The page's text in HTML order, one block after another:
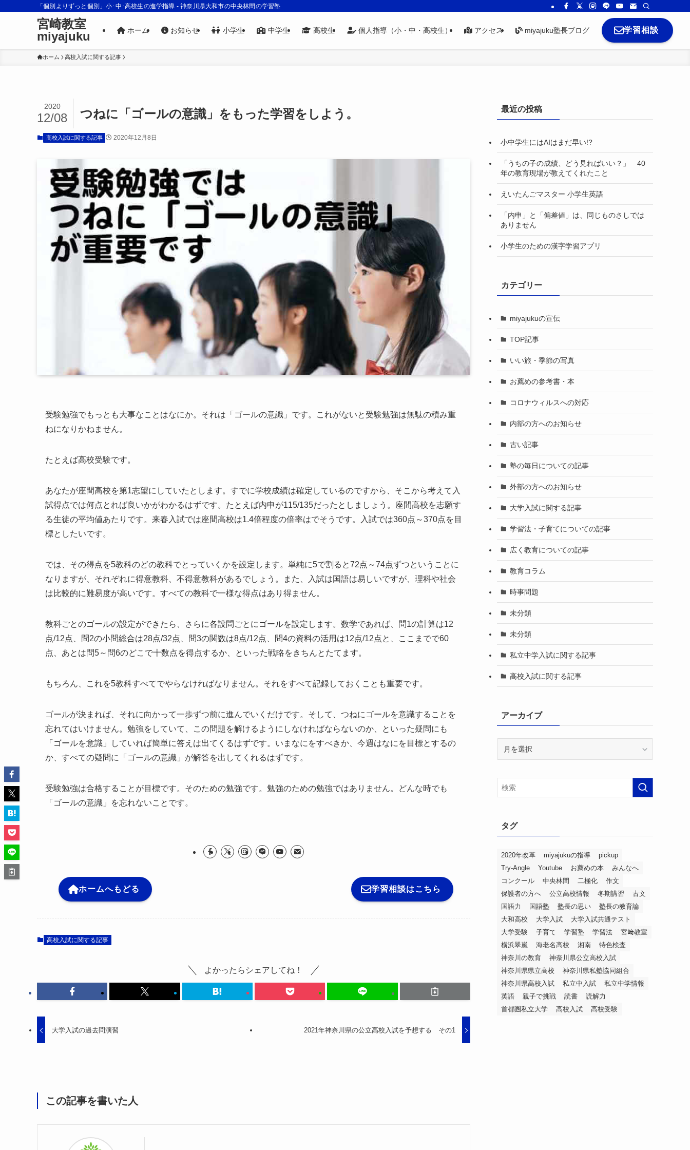
「個別よりずっと個別」小･中･高校生の進学指導 - 神奈川県大和市の中央林間の学習塾
宮崎教室
miyajuku
ホーム お知らせ 小学生 中学生 高校生 個人指導（小・中・高校生） アクセス miyajuku塾長ブログ 学習相談
ホーム 高校入試に関する記事
つねに「ゴールの意識」をもった学習をしよう。
2020
12/08
高校入試に関する記事 2020年12月8日
受験勉強でもっとも大事なことはなにか。それは「ゴールの意識」です。これがないと受験勉強は無駄の積み重
ねになりかねません。
たとえば高校受験です。
あなたが座間高校を第1志望にしていたとします。すでに学校成績は確定しているのですから、そこから考えて入
試得点では何点とれば良いかがわかるはずです。たとえば内申が115/135だったとしましょう。座間高校を志願す
る生徒の平均値あたりです。来春入試では座間高校は1.4倍程度の倍率はでそうです。入試では360点～370点を目
標としたいです。
では、その得点を5教科のどの教科でとっていくかを設定します。単純に5で割ると72点～74点ずつということに
なりますが、それぞれに得意教科、不得意教科があるでしょう。また、入試は国語は易しいですが、理科や社会
は比較的に難易度が高いです。すべての教科で一様な得点はあり得ません。
教科ごとのゴールの設定ができたら、さらに各設問ごとにゴールを設定します。数学であれば、問1の計算は12
点/12点、問2の小問総合は28点/32点、問3の関数は8点/12点、問4の資料の活用は12点/12点と、ここまでで60
点、あとは問5～問6のどこで十数点を得点するか、といった戦略をきちんとたてます。
もちろん、これを5教科すべてでやらなければなりません。それをすべて記録しておくことも重要です。
ゴールが決まれば、それに向かって一歩ずつ前に進んでいくだけです。そして、つねにゴールを意識することを
忘れてはいけません。勉強をしていて、この問題を解けるようにしなければならないのか、といった疑問にも
「ゴールを意識」していれば簡単に答えは出てくるはずです。いまなにをすべきか、今週はなにを目標とするの
か、すべての疑問に「ゴールの意識」が解答を出してくれるはずです。
受験勉強は合格することが目標です。そのための勉強です。勉強のための勉強ではありません。どんな時でも
「ゴールの意識」を忘れないことです。
ホームへもどる 学習相談はこちら
高校入試に関する記事
よかったらシェアしてね！
大学入試の過去問演習 2021年神奈川県の公立高校入試を予想する その1
この記事を書いた人
最近の投稿
小中学生にはAIはまだ早い!?
「うちの子の成績、どう見ればいい？」 40
年の教育現場が教えてくれたこと
えいたんごマスター 小学生英語
「内申」と「偏差値」は、同じものさしでは
ありません
小学生のための漢字学習アプリ
カテゴリー
miyajukuの宣伝
TOP記事
いい旅・季節の写真
お薦めの参考書・本
コロナウィルスへの対応
内部の方へのお知らせ
古い記事
塾の毎日についての記事
外部の方へのお知らせ
大学入試に関する記事
学習法・子育てについての記事
広く教育についての記事
教育コラム
時事問題
未分類
未分類
私立中学入試に関する記事
高校入試に関する記事
アーカイブ
イ
ブ
タグ
2020年改革 miyajukuの指導
pickup
Try-Angle
Youtube お薦めの本
みんなへ
コンクール
中央林間 二極化
作文
保護者の方へ
公立高校情報 冬期講習
古文
国語力
国語塾 塾長の思い
塾長の教育論
大和高校
大学入試
大学入試共通テスト
大学受験
子育て 学習塾 学習法
宮﨑教室
横浜翠嵐
海老名高校 湘南
特色検査
神奈川の教育
神奈川県公立高校入試
神奈川県県立高校
神奈川県私塾協同組合
神奈川県高校入試
私立中入試
私立中学情報
英語
親子で挑戦 読書
読解力
首都圏私立大学
高校入試 高校受験